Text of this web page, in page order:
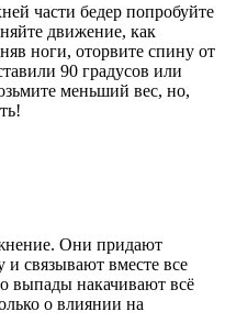
части бедер попробуйте
движение, как
ноги, оторвите спину от
90 градусов или
меньший вес, но,
Они придают
связывают вместе все
выпады накачивают всё
о влиянии на